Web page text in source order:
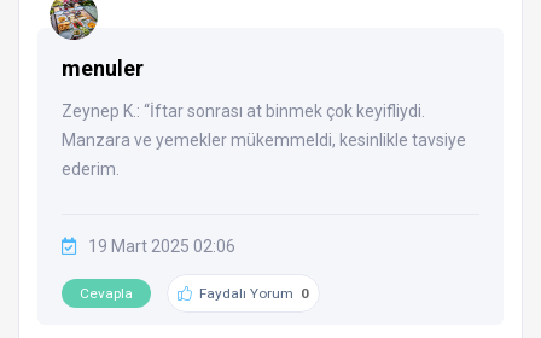
menuler
Zeynep K.: “İftar sonrası at binmek çok keyifliydi.
Manzara ve yemekler mükemmeldi, kesinlikle tavsiye
ederim.
19 Mart 2025 02:06
Cevapla Faydalı Yorum 0